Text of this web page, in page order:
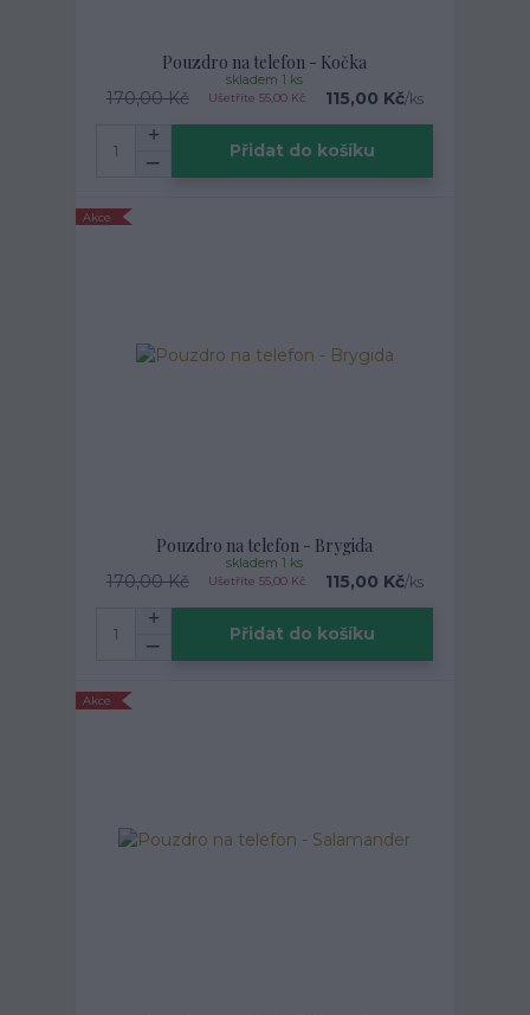
Pouzdro na telefon - Kočka
170,00 Kč Ušetříte 55,00 Kč 115,00 Kč/ks
skladem 1 ks
Přidat do košíku
Akce
Pouzdro na telefon - Brygida
170,00 Kč Ušetříte 55,00 Kč 115,00 Kč/ks
skladem 1 ks
Přidat do košíku
Akce